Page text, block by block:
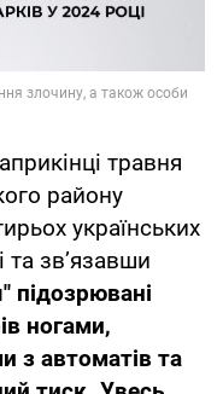
травня
району
українських
та зв’язавши
підозрювані
ногами,
з автоматів та